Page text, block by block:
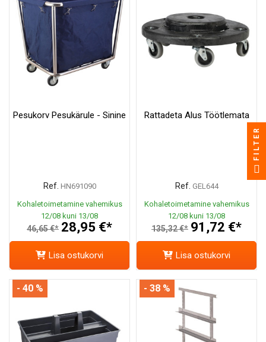
Pesukorv Pesukärule - Sinine
Ref. HN691090
Kohaletoimetamine vahemikus
12/08 kuni 13/08
46,65 €* 28,95 €*
Lisa ostukorvi
Rattadeta Alus Töötlemata
Ref. GEL644
Kohaletoimetamine vahemikus
12/08 kuni 13/08
135,32 €* 91,72 €*
Lisa ostukorvi
- 40 % - 38 %
FILTER